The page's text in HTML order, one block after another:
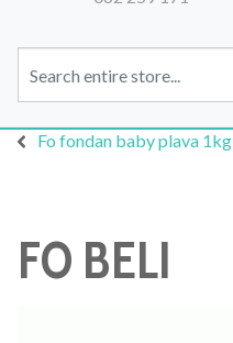
Fo fondan baby plava 1kg
FO BELI